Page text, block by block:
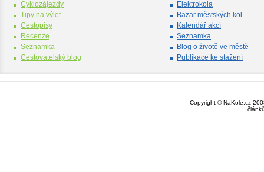
Cyklozájezdy
Tipy na výlet
Cestopisy
Recenze
Seznamka
Cestovatelský blog
Elektrokola
Bazar městských kol
Kalendář akcí
Seznamka
Blog o životě ve městě
Publikace ke stažení
Copyright © NaKole.cz